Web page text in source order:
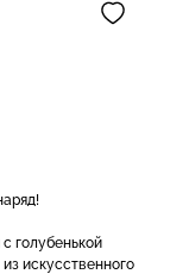
голубенькой
искусственного